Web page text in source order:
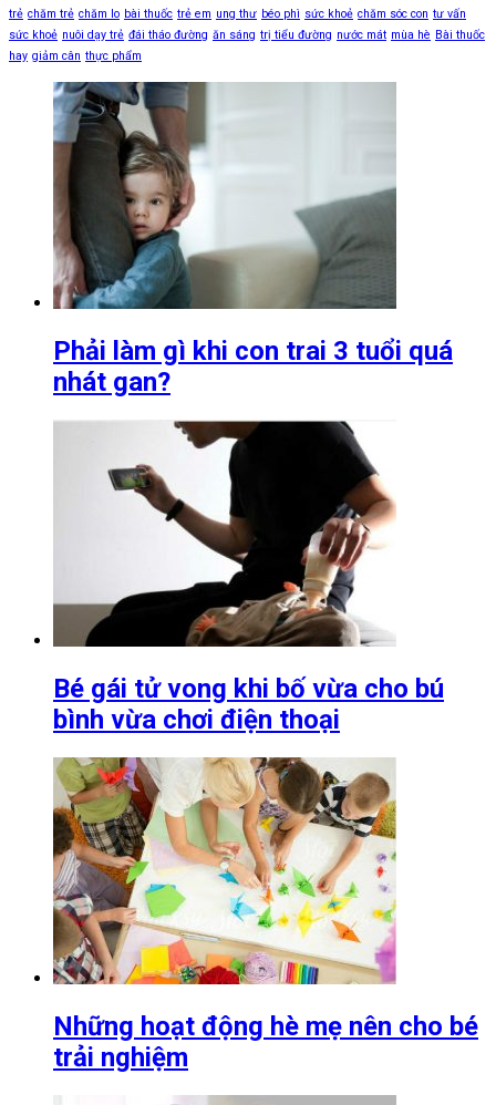
trẻ chăm trẻ chăm lo bài thuốc trẻ em ung thư béo phì sức khoẻ chăm sóc con tư vấn
sức khoẻ nuôi dạy trẻ đái tháo đường ăn sáng trị tiểu đường nước mát mùa hè Bài thuốc
hay giảm cân thực phẩm
Phải làm gì khi con trai 3 tuổi quá
nhát gan?
Bé gái tử vong khi bố vừa cho bú
bình vừa chơi điện thoại
Những hoạt động hè mẹ nên cho bé
trải nghiệm